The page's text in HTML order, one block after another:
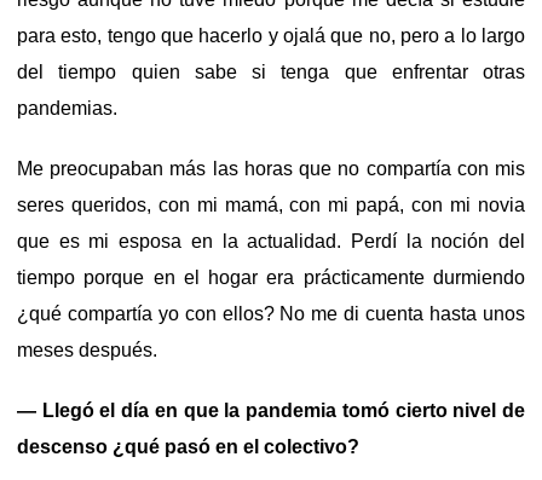
para esto, tengo que hacerlo y ojalá que no, pero a lo largo
del tiempo quien sabe si tenga que enfrentar otras
pandemias.
Me preocupaban más las horas que no compartía con mis
seres queridos, con mi mamá, con mi papá, con mi novia
que es mi esposa en la actualidad. Perdí la noción del
tiempo porque en el hogar era prácticamente durmiendo
¿qué compartía yo con ellos? No me di cuenta hasta unos
meses después.
— Llegó el día en que la pandemia tomó cierto nivel de
descenso ¿qué pasó en el colectivo?